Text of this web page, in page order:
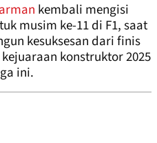
kembali mengisi
musim ke-11 di F1, saat
kesuksesan dari finis
konstruktor 2025
ini.